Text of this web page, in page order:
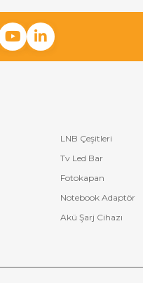
LNB Çeşitleri
Tv Led Bar
Fotokapan
Notebook Adaptör
Akü Şarj Cihazı